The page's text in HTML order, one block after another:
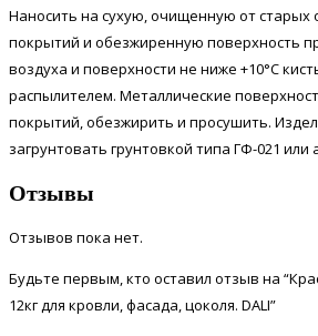
Наносить на сухую, очищенную от старых
покрытий и обезжиренную поверхность
воздуха и поверхности не ниже +10°С
распылителем. Металлические
покрытий, обезжирить и просушить.
загрунтовать грунтовкой типа ГФ-021
Отзывы
Отзывов пока нет.
Будьте первым, кто оставил отзыв на
12кг для кровли, фасада, цоколя. DALI”